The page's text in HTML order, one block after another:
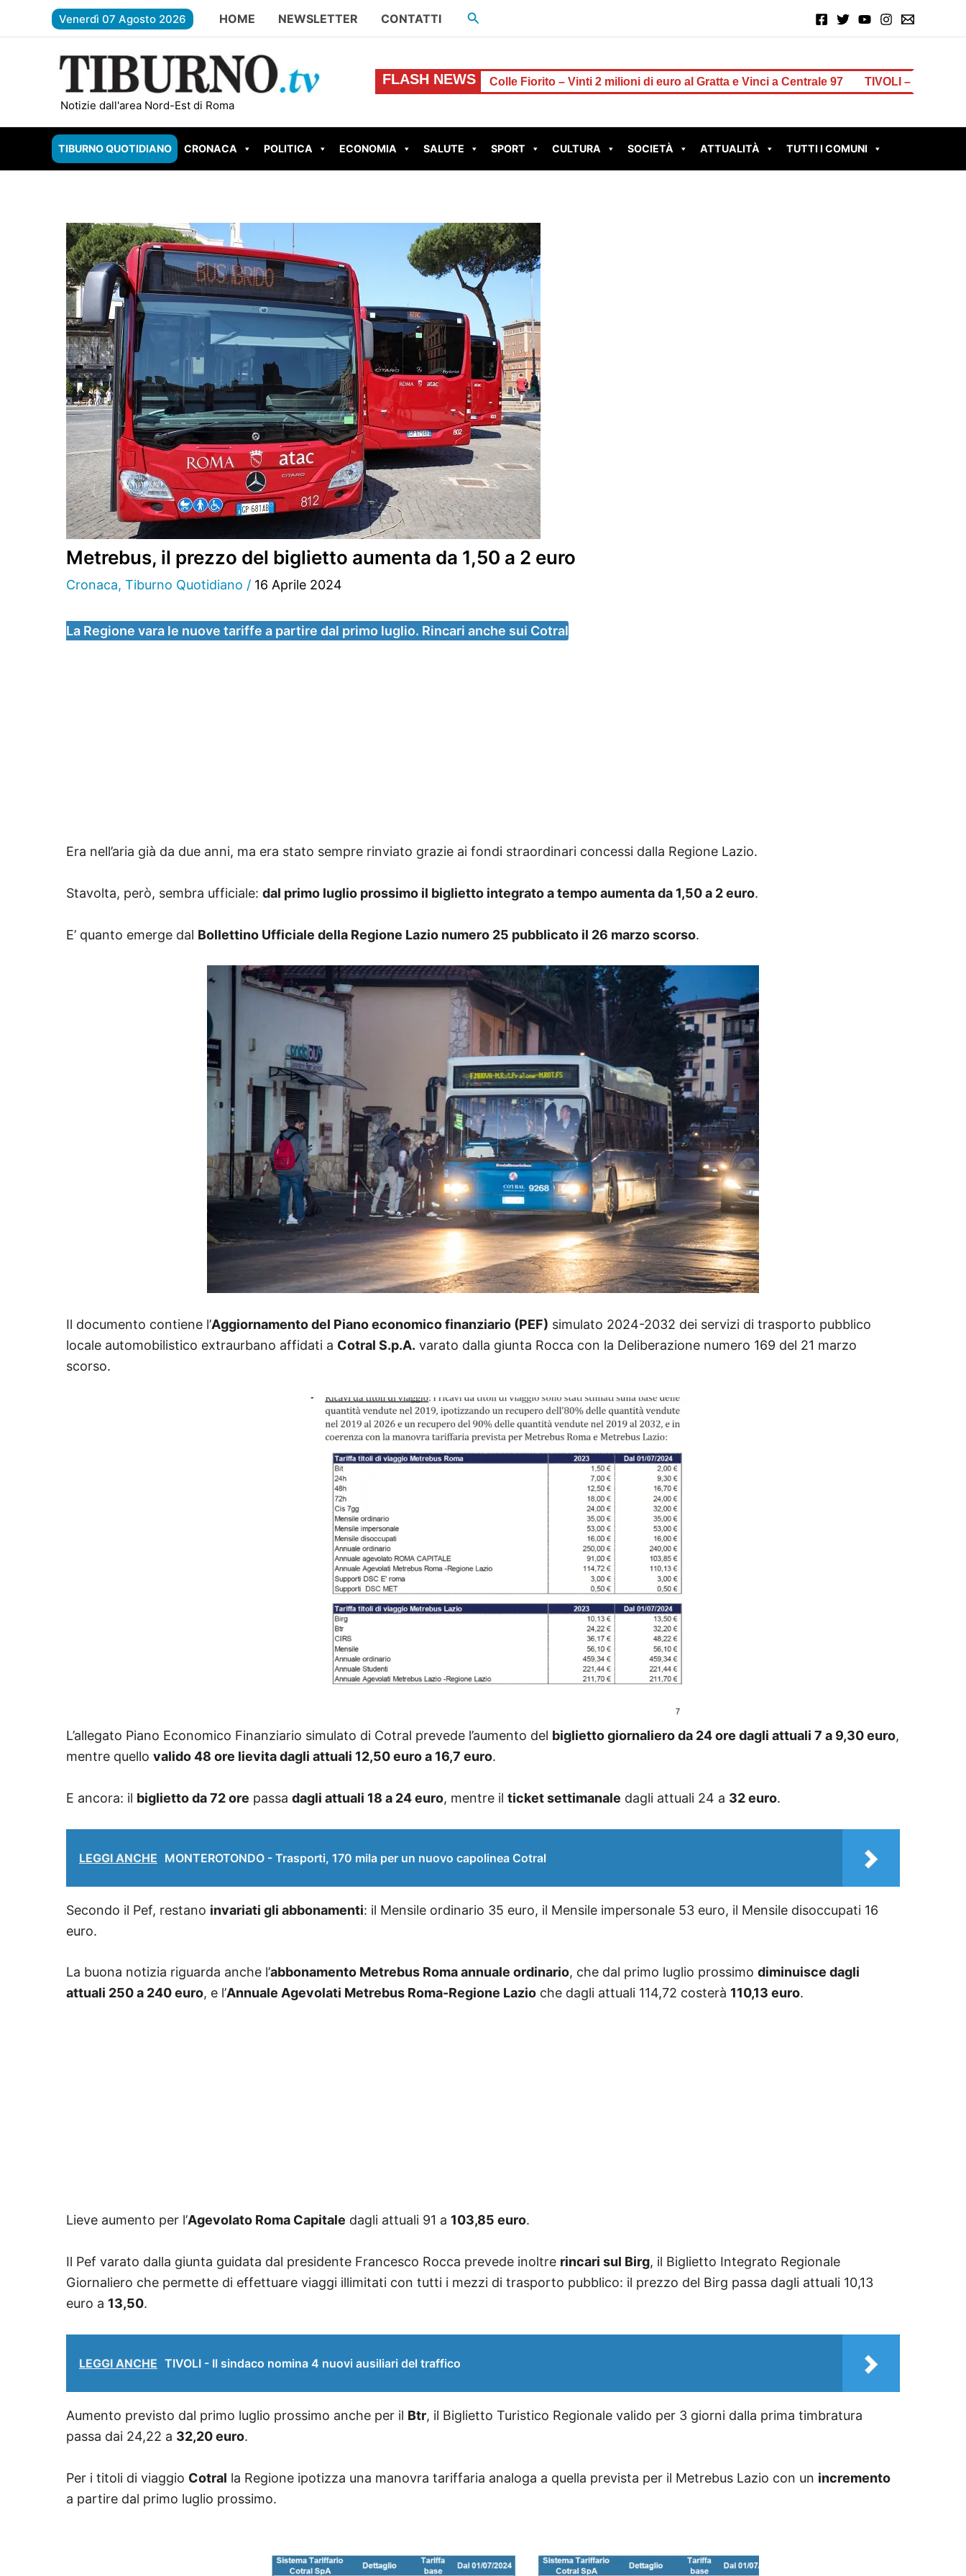
Venerdì 07 Agosto 2026 HOME NEWSLETTER CONTATTI Cerca
Notizie dall'area Nord-Est di Roma
FLASH NEWS
FREGENE – Accoltella il padre dopo una lite per il denaro Colle Fiorito – Vinti 2 milioni di euro al Gratta e Vinci a Centrale 97 TIVOLI – Muro pericolante in via
TIBURNO QUOTIDIANO CRONACA POLITICA ECONOMIA SALUTE SPORT CULTURA SOCIETÀ ATTUALITÀ TUTTI I COMUNI
Metrebus, il prezzo del biglietto aumenta da 1,50 a 2 euro
Cronaca, Tiburno Quotidiano / 16 Aprile 2024
La Regione vara le nuove tariffe a partire dal primo luglio. Rincari anche sui Cotral
Era nell’aria già da due anni, ma era stato sempre rinviato grazie ai fondi straordinari concessi dalla Regione Lazio.
Stavolta, però, sembra ufficiale: dal primo luglio prossimo il biglietto integrato a tempo aumenta da 1,50 a 2 euro.
E’ quanto emerge dal Bollettino Ufficiale della Regione Lazio numero 25 pubblicato il 26 marzo scorso.
Il documento contiene l’Aggiornamento del Piano economico finanziario (PEF) simulato 2024-2032 dei servizi di trasporto pubblico
locale automobilistico extraurbano affidati a Cotral S.p.A. varato dalla giunta Rocca con la Deliberazione numero 169 del 21 marzo
scorso.
L’allegato Piano Economico Finanziario simulato di Cotral prevede l’aumento del biglietto giornaliero da 24 ore dagli attuali 7 a 9,30 euro,
mentre quello valido 48 ore lievita dagli attuali 12,50 euro a 16,7 euro.
E ancora: il biglietto da 72 ore passa dagli attuali 18 a 24 euro, mentre il ticket settimanale dagli attuali 24 a 32 euro.
LEGGI ANCHE MONTEROTONDO - Trasporti, 170 mila per un nuovo capolinea Cotral
Secondo il Pef, restano invariati gli abbonamenti: il Mensile ordinario 35 euro, il Mensile impersonale 53 euro, il Mensile disoccupati 16
euro.
La buona notizia riguarda anche l’abbonamento Metrebus Roma annuale ordinario, che dal primo luglio prossimo diminuisce dagli
attuali 250 a 240 euro, e l’Annuale Agevolati Metrebus Roma-Regione Lazio che dagli attuali 114,72 costerà 110,13 euro.
Lieve aumento per l’Agevolato Roma Capitale dagli attuali 91 a 103,85 euro.
Il Pef varato dalla giunta guidata dal presidente Francesco Rocca prevede inoltre rincari sul Birg, il Biglietto Integrato Regionale
Giornaliero che permette di effettuare viaggi illimitati con tutti i mezzi di trasporto pubblico: il prezzo del Birg passa dagli attuali 10,13
euro a 13,50.
LEGGI ANCHE TIVOLI - Il sindaco nomina 4 nuovi ausiliari del traffico
Aumento previsto dal primo luglio prossimo anche per il Btr, il Biglietto Turistico Regionale valido per 3 giorni dalla prima timbratura
passa dai 24,22 a 32,20 euro.
Per i titoli di viaggio Cotral la Regione ipotizza una manovra tariffaria analoga a quella prevista per il Metrebus Lazio con un incremento
a partire dal primo luglio prossimo.